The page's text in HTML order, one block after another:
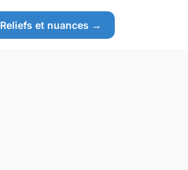
Reliefs et nuances →